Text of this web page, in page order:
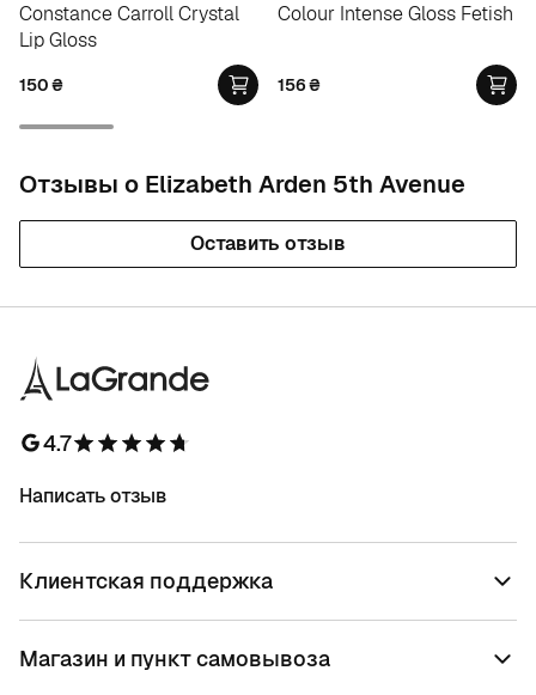
Constance Carroll Crystal
Lip Gloss
150₴
Colour Intense Gloss Fetish
156₴
Отзывы о Elizabeth Arden 5th Avenue
Оставить отзыв
4.7
Написать отзыв
Клиентская поддержка
Магазин и пункт самовывоза